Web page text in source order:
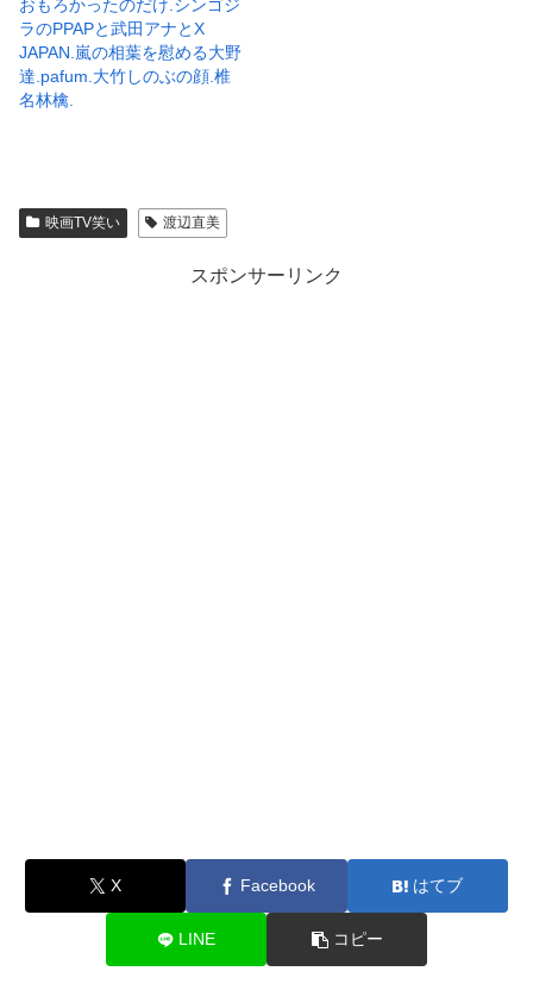
おもろかったのだけ.シンゴジ
ラのPPAPと武田アナとX
JAPAN.嵐の相葉を慰める大野
達.pafum.大竹しのぶの顔.椎
名林檎.
映画TV笑い 渡辺直美
スポンサーリンク
X Facebook はてブ
LINE コピー